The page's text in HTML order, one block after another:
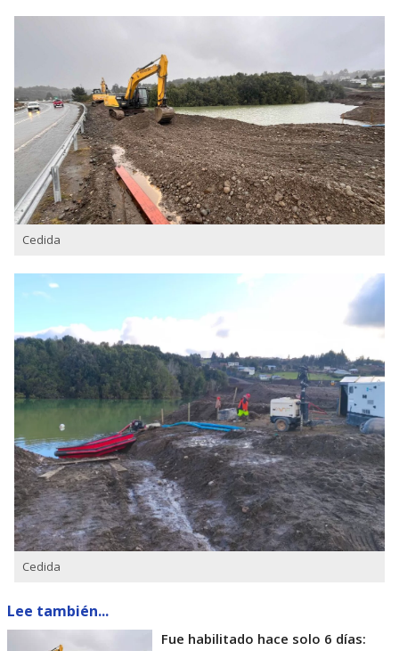
Cedida
Cedida
Lee también...
Fue habilitado hace solo 6 días: